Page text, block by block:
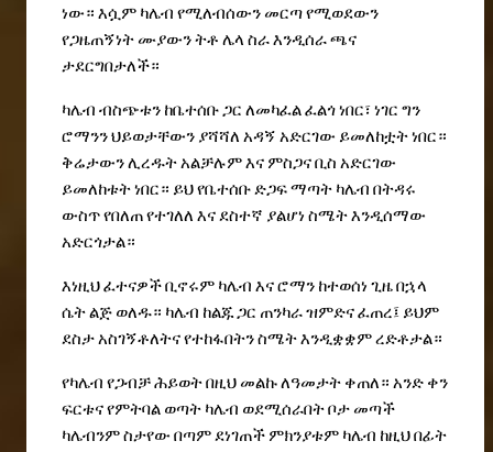
ነው። እሷም ካሌብ የሚለብሰውን መርጣየሚወደውን
የጋዜጠኝነት ሙያውንትቶ ሌላ ስራእንዲሰራጫና
ታደርግበታለች።
ካሌብ ብስጭቱን ከቤተሰቡጋር ለመካፈልፈልጎነበር፣ ነገር ግን
ሮማንንህይወታቸውን ያሻሻለ አዳኝ አድርገው ይመለከቷትነበር።
ቅሬታውንሊረዱትአልቻሉምእና ምስጋናቢስ አድርገው
ይመለከቱትነበር። ይህየቤተሰቡድጋፍማጣት ካሌብ በትዳሩ
ውስጥየበለጠየተገለለ እናደስተኛ ያልሆነ ስሜትእንዲሰማው
አድርጎታል።
እነዚህፈተናዎችቢኖሩም ካሌብ እናሮማን ከተወሰነ ጊዜበኋላ
ሴትልጅ ወለዱ። ካሌብ ከልጁጋር ጠንካራዝምድናፈጠረ፤ ይህም
ደስታአስገኝቶለትናየተከፋበትንስሜትእንዲቋቋምረድቶታል።
የካሌብ የጋብቻሕይወትበዚህ መልኩለዓመታት ቀጠለ። አንድ ቀን
ፍርቱናየምትባል ወጣት ካሌብ ወደሚሰራበትቦታ መጣች
ካሌብንምስታየው በጣምደነገጠች ምክንያቱም ካሌብ ከዚህበፊት